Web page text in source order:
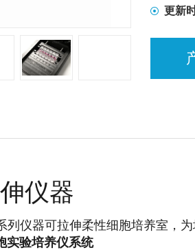
更新
仪器
列仪器可拉伸柔性细胞培养室，
实验培养仪系统